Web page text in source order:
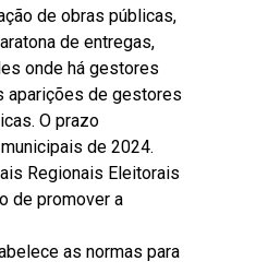
de obras públicas,
de entregas,
onde há gestores
aparições de gestores
O prazo
de 2024.
Regionais Eleitorais
de promover a
as normas para